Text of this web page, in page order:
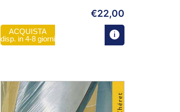
€22,00
ACQUISTA
disp. in 4-8 giorni